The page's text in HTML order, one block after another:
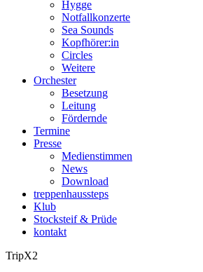
Hygge
Notfallkonzerte
Sea Sounds
Kopfhörer:in
Circles
Weitere
Orchester
Besetzung
Leitung
Fördernde
Termine
Presse
Medienstimmen
News
Download
treppenhaussteps
Klub
Stocksteif & Prüde
kontakt
TripX2